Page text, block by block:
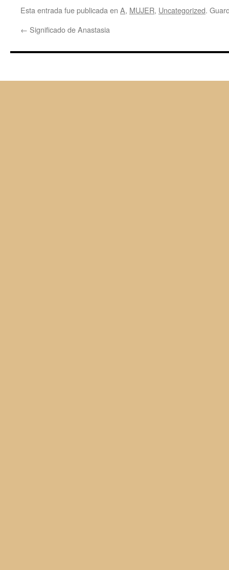
Esta entrada fue publicada en A, MUJER, Uncategorized.
← Significado de Anastasia